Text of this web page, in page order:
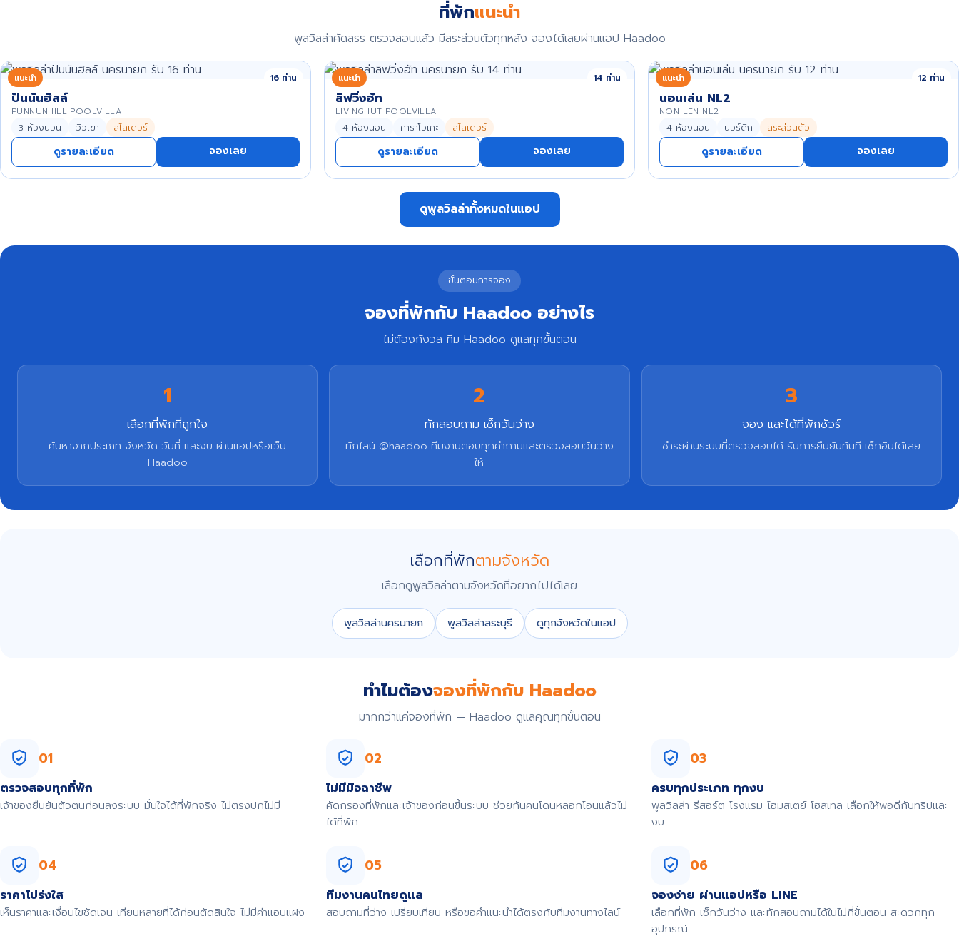
ที่พักแนะนำ
พูลวิลล่าคัดสรร ตรวจสอบแล้ว มีสระส่วนตัวทุกหลัง จองได้เลยผ่านแอป Haadoo
แนะนำ 16 ท่าน
ปันนันฮิลล์
PUNNUNHILL POOLVILLA
3 ห้องนอน วิวเขา สไลเดอร์
ดูรายละเอียด จองเลย
แนะนำ 14 ท่าน
ลิฟวิ่งฮัท
LIVINGHUT POOLVILLA
4 ห้องนอน คาราโอเกะ สไลเดอร์
ดูรายละเอียด จองเลย
แนะนำ 12 ท่าน
นอนเล่น NL2
NON LEN NL2
4 ห้องนอน นอร์ดิก สระส่วนตัว
ดูรายละเอียด จองเลย
ดูพูลวิลล่าทั้งหมดในแอป
ขั้นตอนการจอง
จองที่พักกับ Haadoo อย่างไร
ไม่ต้องกังวล ทีม Haadoo ดูแลทุกขั้นตอน
1
เลือกที่พักที่ถูกใจ
ค้นหาจากประเภท จังหวัด วันที่ และงบ ผ่านแอปหรือเว็บ
Haadoo
2
ทักสอบถาม เช็กวันว่าง
ทักไลน์ @haadoo ทีมงานตอบทุกคำถามและตรวจสอบวันว่าง
ให้
3
จอง และได้ที่พักชัวร์
ชำระผ่านระบบที่ตรวจสอบได้ รับการยืนยันทันที เช็กอินได้เลย
เลือกที่พักตามจังหวัด
เลือกดูพูลวิลล่าตามจังหวัดที่อยากไปได้เลย
พูลวิลล่านครนายก พูลวิลล่าสระบุรี ดูทุกจังหวัดในแอป
ทำไมต้องจองที่พักกับ Haadoo
มากกว่าแค่จองที่พัก — Haadoo ดูแลคุณทุกขั้นตอน
01
ตรวจสอบทุกที่พัก
เจ้าของยืนยันตัวตนก่อนลงระบบ มั่นใจได้ที่พักจริง ไม่ตรงปกไม่มี
02
ไม่มีมิจฉาชีพ
คัดกรองที่พักและเจ้าของก่อนขึ้นระบบ ช่วยกันคนโดนหลอกโอนแล้วไม่
ได้ที่พัก
03
ครบทุกประเภท ทุกงบ
พูลวิลล่า รีสอร์ต โรงแรม โฮมสเตย์ โฮสเทล เลือกให้พอดีกับทริปและ
งบ
04
ราคาโปร่งใส
เห็นราคาและเงื่อนไขชัดเจน เทียบหลายที่ได้ก่อนตัดสินใจ ไม่มีค่าแอบแฝง
05
ทีมงานคนไทยดูแล
สอบถามที่ว่าง เปรียบเทียบ หรือขอคำแนะนำได้ตรงกับทีมงานทางไลน์
06
จองง่าย ผ่านแอปหรือ LINE
เลือกที่พัก เช็กวันว่าง และทักสอบถามได้ในไม่กี่ขั้นตอน สะดวกทุก
อุปกรณ์